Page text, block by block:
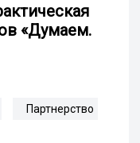
«Думаем.
Партнерство